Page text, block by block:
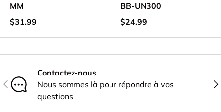
MM
$31.99
BB-UN300
$24.99
PRÉCÉDENT
Contactez-nous
Nous sommes là pour répondre à vos
questions.